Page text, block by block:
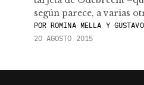
según parece, a varias
PORROMINA MELLA Y
20 AGOSTO 2015